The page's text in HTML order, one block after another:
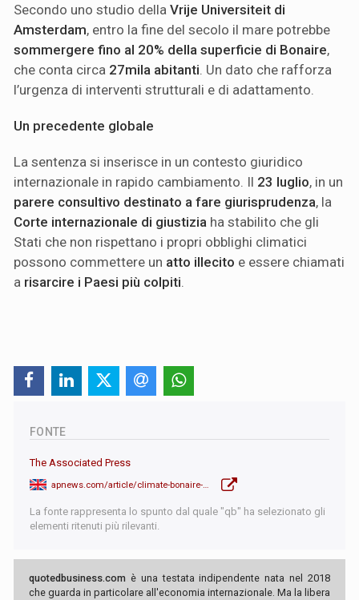
Secondo uno studio della Vrije Universiteit di
Amsterdam, entro la fine del secolo il mare potrebbe
sommergere fino al 20% della superficie di Bonaire,
che conta circa 27mila abitanti . Un dato che rafforza
l’urgenza di interventi strutturali e di adattamento.
Un precedente globale
La sentenza si inserisce in un contesto giuridico
internazionale in rapido cambiamento. Il 23 luglio, in un
parere consultivo destinato a fare giurisprudenza, la
Corte internazionale di giustizia ha stabilito che gli
Stati che non rispettano i propri obblighi climatici
possono commettere un atto illecito e essere chiamati
a risarcire i Paesi più colpiti
FONTE
The Associated Press
apnews.com/article/climate-bonaire-netherlands-court-greenpeace-caribbean-island-c793ba6d63dd30a6dfb9c5cfa9f8452d
La fonte rappresenta lo spunto dal quale "qb" ha selezionato gli
elementi ritenuti più rilevanti.
quotedbusiness.com è una testata indipendente nata nel 2018
che guarda in particolare all'economia internazionale. Ma la libera